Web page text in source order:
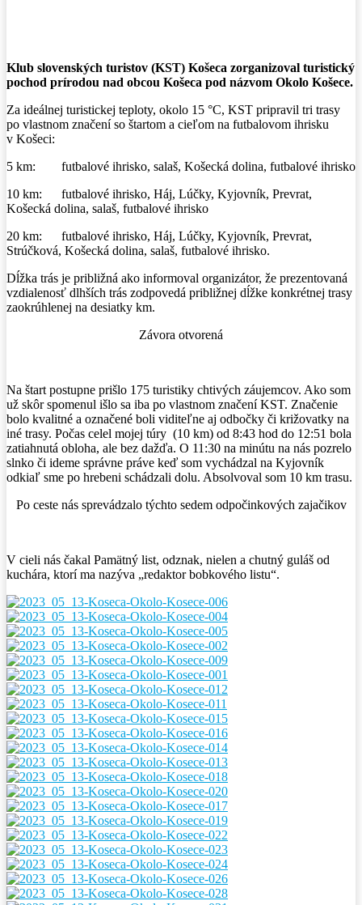
Klub slovenských turistov (KST) Košeca zorganizoval turistický
pochod prírodou nad obcou Košeca pod názvom Okolo Košece.
Za ideálnej turistickej teploty, okolo 15 °C, KST pripravil tri trasy
po vlastnom značení so štartom a cieľom na futbalovom ihrisku
v Košeci:
5 km: futbalové ihrisko, salaš, Košecká dolina, futbalové ihrisko
10 km: futbalové ihrisko, Háj, Lúčky, Kyjovník, Prevrat,
Košecká dolina, salaš, futbalové ihrisko
20 km: futbalové ihrisko, Háj, Lúčky, Kyjovník, Prevrat,
Strúčková, Košecká dolina, salaš, futbalové ihrisko.
Dĺžka trás je približná ako informoval organizátor, že prezentovaná
vzdialenosť dlhších trás zodpovedá približnej dĺžke konkrétnej trasy
zaokrúhlenej na desiatky km.
Závora otvorená
Na štart postupne prišlo 175 turistiky chtivých záujemcov. Ako som
už skôr spomenul išlo sa iba po vlastnom značení KST. Značenie
bolo kvalitné a označené boli viditeľne aj odbočky či križovatky na
iné trasy. Počas celel mojej túry (10 km) od 8:43 hod do 12:51 bola
zatiahnutá obloha, ale bez dažďa. O 11:30 na minútu na nás pozrelo
slnko či ideme správne práve keď som vychádzal na Kyjovník
odkiaľ sme po hrebeni schádzali dolu. Absolvoval som 10 km trasu.
Po ceste nás sprevádzalo týchto sedem odpočinkových zajačikov
V cieli nás čakal Pamätný list, odznak, nielen a chutný guláš od
kuchára, ktorí ma nazýva „redaktor bobkového listu“.